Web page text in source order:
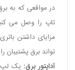
در مواقعی که به
‌تاپ را وصل می
مزایای داشتن
تواند برق پشتیبان
آداپتور برق: یک لپ